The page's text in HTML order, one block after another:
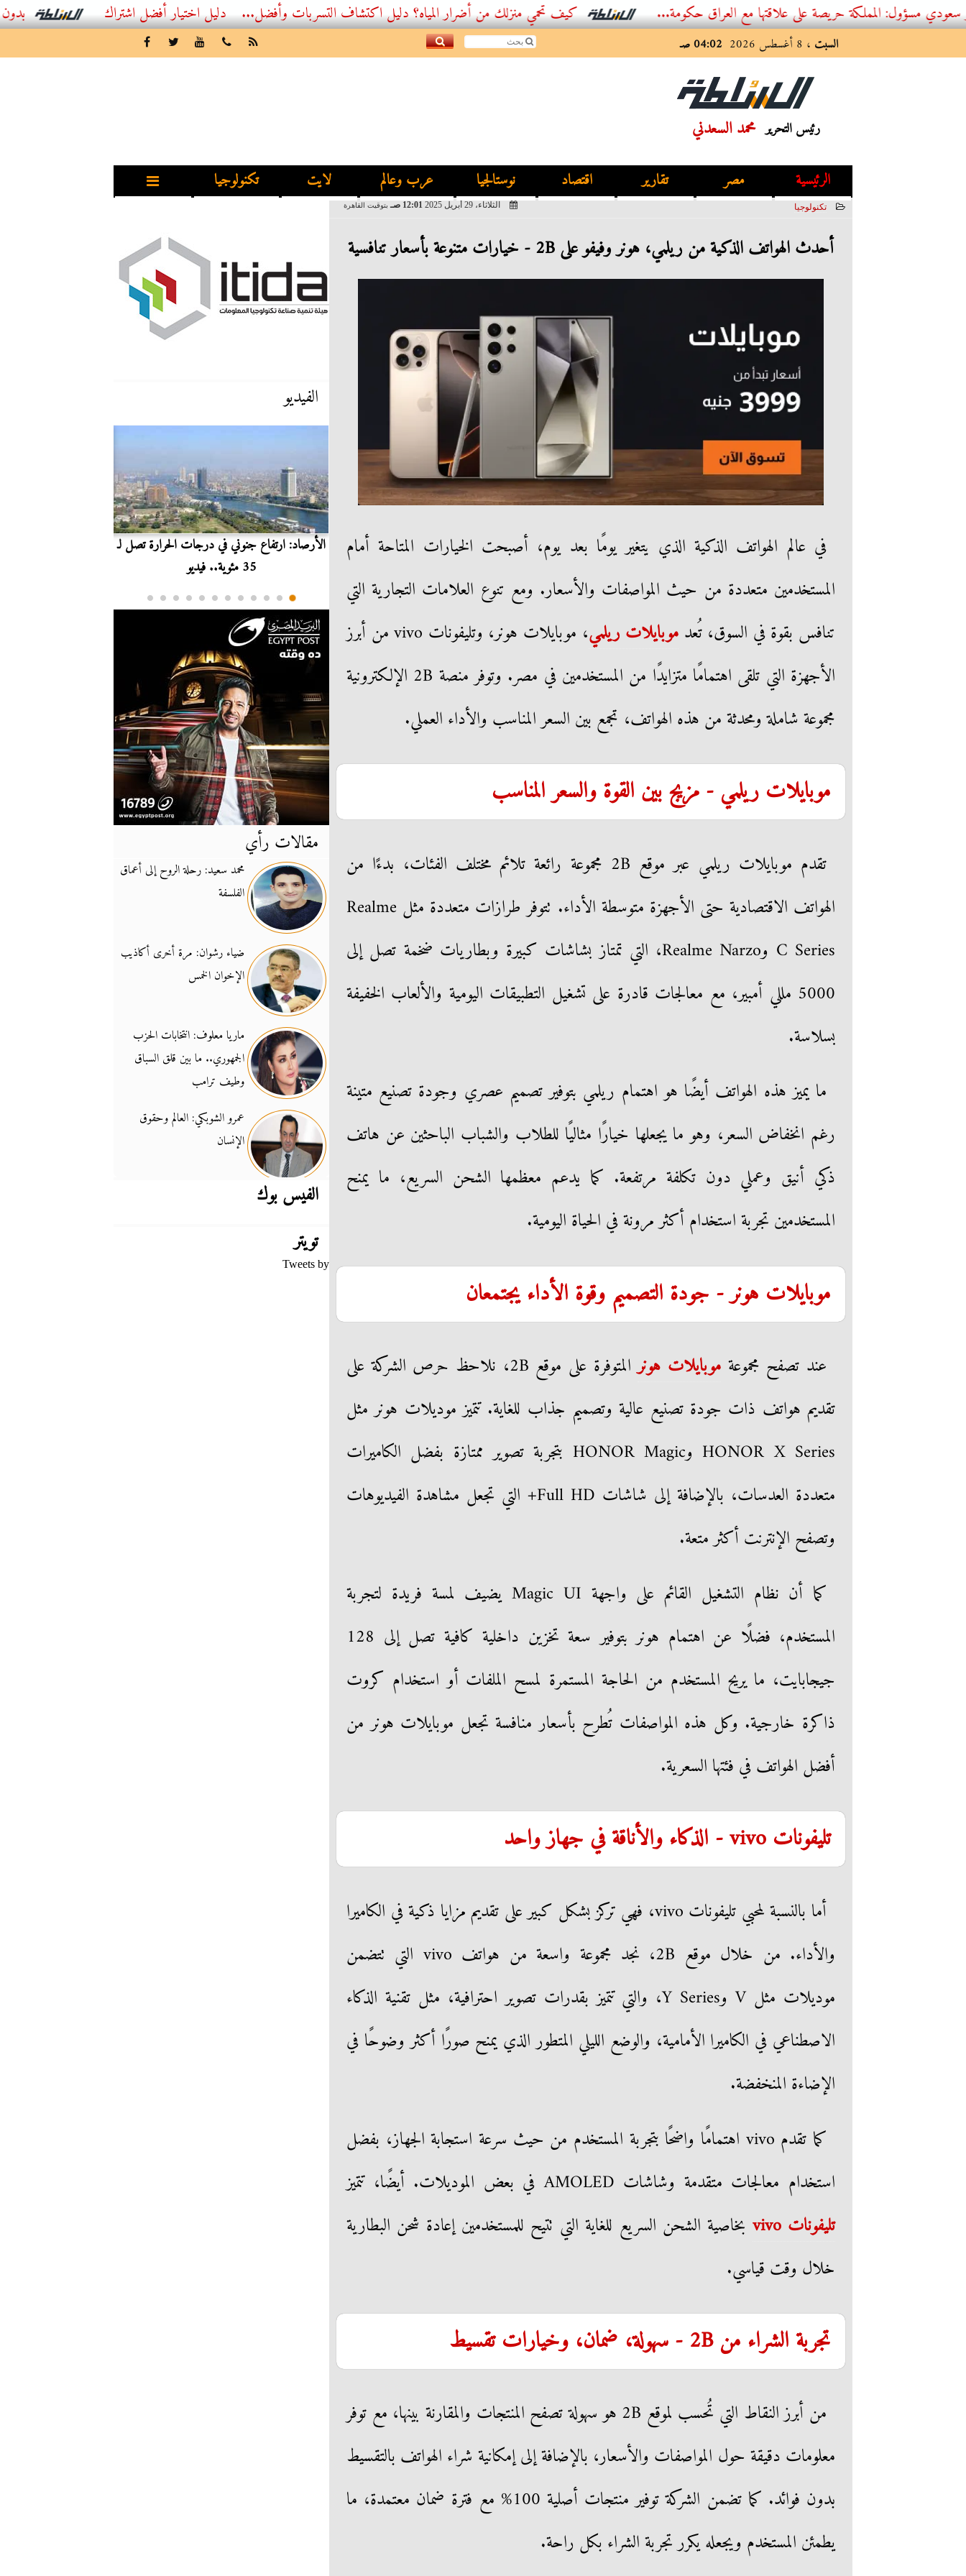
أفضل اشتراك IPTV بدون تقطيع 2026 – دليل المشاهد العصري المملكة حريصة على علاقتها مع العراق حكومة... كيف تحمي منزلك من أضرار المياه؟ دليل اكتشاف التسربات وأفضل...
السبت ، 8 أغسطس 2026 04:02 صـ
رئيس التحرير محمد السعدني
الرئيسية مصر تقارير اقتصاد نوستالجيا عرب وعالم لايت تكنولوجيا
تكنولوجيا الثلاثاء، 29 أبريل 2025 12:01 صـ بتوقيت القاهرة
أحدث الهواتف الذكية من ريلمي، هونر وفيفو على 2B - خيارات متنوعة بأسعار تنافسية
في عالم الهواتف الذكية الذي يتغير يومًا بعد يوم، أصبحت الخيارات المتاحة أمام
المستخدمين متعددة من حيث المواصفات والأسعار. ومع تنوع العلامات التجارية التي
تنافس بقوة في السوق، تُعد موبايلات ريلمي
، موبايلات هونر، وتليفونات vivo من أبرز
الأجهزة التي تلقى اهتمامًا متزايدًا من المستخدمين في مصر. وتوفر منصة 2B الإلكترونية
مجموعة شاملة ومحدثة من هذه الهواتف، تجمع بين السعر المناسب والأداء العملي.
موبايلات ريلمي - مزيج بين القوة والسعر المناسب
تقدم موبايلات ريلمي عبر موقع 2B مجموعة رائعة تلائم مختلف الفئات، بدءًا من
الهواتف الاقتصادية حتى الأجهزة متوسطة الأداء. تتوفر طرازات متعددة مثل Realme
C Series وRealme Narzo، التي تمتاز بشاشات كبيرة وبطاريات ضخمة تصل إلى
5000 مللي أمبير، مع معالجات قادرة على تشغيل التطبيقات اليومية والألعاب الخفيفة
بسلاسة.
ما يميز هذه الهواتف أيضًا هو اهتمام ريلمي بتوفير تصميم عصري وجودة تصنيع متينة
رغم انخفاض السعر، وهو ما يجعلها خيارًا مثاليًا للطلاب والشباب الباحثين عن هاتف
ذكي أنيق وعملي دون تكلفة مرتفعة. كما يدعم معظمها الشحن السريع، ما يمنح
المستخدمين تجربة استخدام أكثر مرونة في الحياة اليومية.
موبايلات هونر - جودة التصميم وقوة الأداء يجتمعان
عند تصفح مجموعة موبايلات هونر
المتوفرة على موقع 2B، نلاحظ حرص الشركة على
تقديم هواتف ذات جودة تصنيع عالية وتصميم جذاب للغاية. تتميز موديلات هونر مثل
HONOR X Series وHONOR Magic بتجربة تصوير ممتازة بفضل الكاميرات
متعددة العدسات، بالإضافة إلى شاشات Full HD+ التي تجعل مشاهدة الفيديوهات
وتصفح الإنترنت أكثر متعة.
كما أن نظام التشغيل القائم على واجهة Magic UI يضيف لمسة فريدة لتجربة
المستخدم، فضلًا عن اهتمام هونر بتوفير سعة تخزين داخلية كافية تصل إلى 128
جيجابايت، ما يريح المستخدم من الحاجة المستمرة لمسح الملفات أو استخدام كروت
ذاكرة خارجية. وكل هذه المواصفات تُطرح بأسعار منافسة تجعل موبايلات هونر من
أفضل الهواتف في فئتها السعرية.
تليفونات vivo - الذكاء والأناقة في جهاز واحد
أما بالنسبة لمحبي تليفونات vivo، فهي تركز بشكل كبير على تقديم مزايا ذكية في الكاميرا
والأداء. من خلال موقع 2B، نجد مجموعة واسعة من هواتف vivo التي تتضمن
موديلات مثل V وY Series، والتي تتميز بقدرات تصوير احترافية، مثل تقنية الذكاء
الاصطناعي في الكاميرا الأمامية، والوضع الليلي المتطور الذي يمنح صورًا أكثر وضوحًا في
الإضاءة المنخفضة.
كما تقدم vivo اهتمامًا واضحًا بتجربة المستخدم من حيث سرعة استجابة الجهاز، بفضل
استخدام معالجات متقدمة وشاشات AMOLED في بعض الموديلات. أيضًا، تتميز
تليفونات vivo
بخاصية الشحن السريع للغاية التي تتيح للمستخدمين إعادة شحن البطارية
خلال وقت قياسي.
تجربة الشراء من 2B - سهولة، ضمان، وخيارات تقسيط
من أبرز النقاط التي تُحسب لموقع 2B هو سهولة تصفح المنتجات والمقارنة بينها، مع توفر
معلومات دقيقة حول المواصفات والأسعار، بالإضافة إلى إمكانية شراء الهواتف بالتقسيط
بدون فوائد. كما تضمن الشركة توفير منتجات أصلية 100% مع فترة ضمان معتمدة، ما
يطمئن المستخدم ويجعله يكرر تجربة الشراء بكل راحة.
الفيديو
بث مباشر.. مباراة الزمالك وسيراميكا كليوباترا في
الأرصاد: ارتفاع جنوني في درجات الحرارة تصل لـ
35 مئوية.. فيديو
مقالات رأي
محمد سعيد: رحلة الروح إلى أعماق
الفلسفة
ضياء رشوان: مرة أخرى أكاذيب
الإخوان الخمس
ماريا معلوف: انتخابات الحزب
الجمهوري.. ما بين قلق السباق
وطيف ترامب
عمرو الشوبكي: العالم وحقوق
الإنسان
الفيس بوك
تويتر
Tweets by